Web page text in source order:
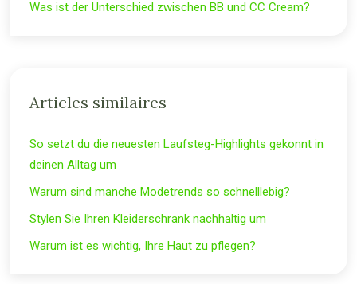
Was ist der Unterschied zwischen BB und CC Cream?
Articles similaires
So setzt du die neuesten Laufsteg-Highlights gekonnt in
deinen Alltag um
Warum sind manche Modetrends so schnelllebig?
Stylen Sie Ihren Kleiderschrank nachhaltig um
Warum ist es wichtig, Ihre Haut zu pflegen?